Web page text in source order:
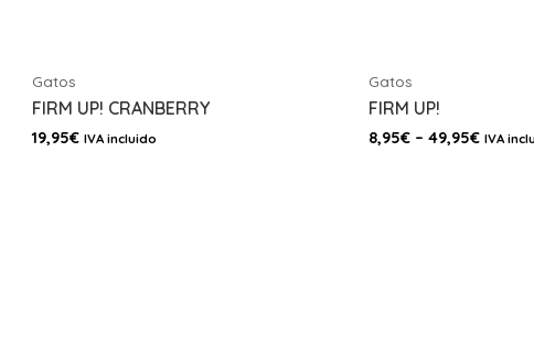
Gatos
FIRM UP! CRANBERRY
19,95€ IVA incluido
Gatos
FIRM UP!
8,95€ – 49,95€ IVA